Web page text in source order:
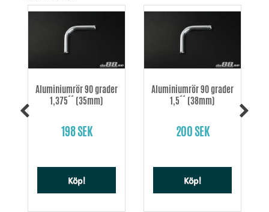
Aluminiumrör 90 grader
1,375´´ (35mm)
198 SEK
Köp!
Aluminiumrör 90 grader
1,5´´ (38mm)
200 SEK
Köp!